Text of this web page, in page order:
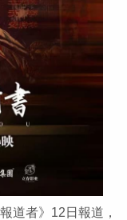
道者》12日報道，